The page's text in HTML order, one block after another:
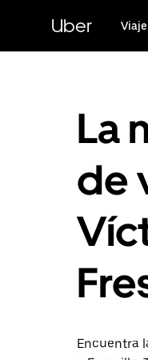
contenido
principal
Uber Viaje
La
de
Encuentra